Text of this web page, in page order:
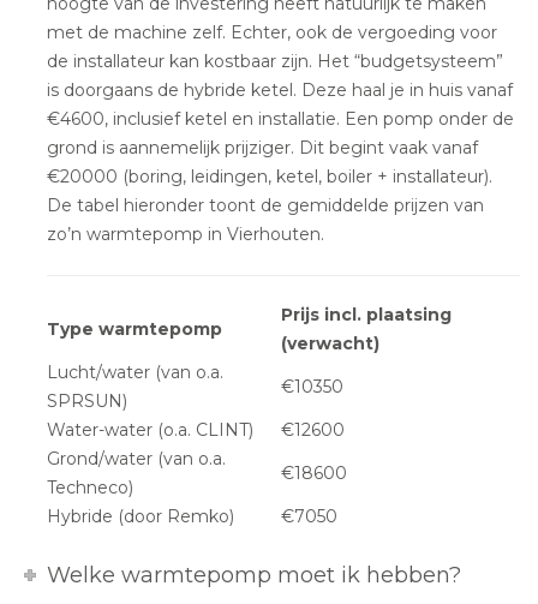
met de machine zelf. Echter, ook de vergoeding voor
de installateur kan kostbaar zijn. Het “budgetsysteem”
is doorgaans de hybride ketel. Deze haal je in huis vanaf
€4600, inclusief ketel en installatie. Een pomp onder de
grond is aannemelijk prijziger. Dit begint vaak vanaf
€20000 (boring, leidingen, ketel, boiler + installateur).
De tabel hieronder toont de gemiddelde prijzen van
zo’n warmtepomp in Vierhouten.
Type warmtepomp
Prijs incl. plaatsing
(verwacht)
Lucht/water (van o.a.
SPRSUN)
€10350
Water-water (o.a. CLINT)
€12600
Grond/water (van o.a.
Techneco)
€18600
Hybride (door Remko)
€7050
Welke warmtepomp moet ik hebben?